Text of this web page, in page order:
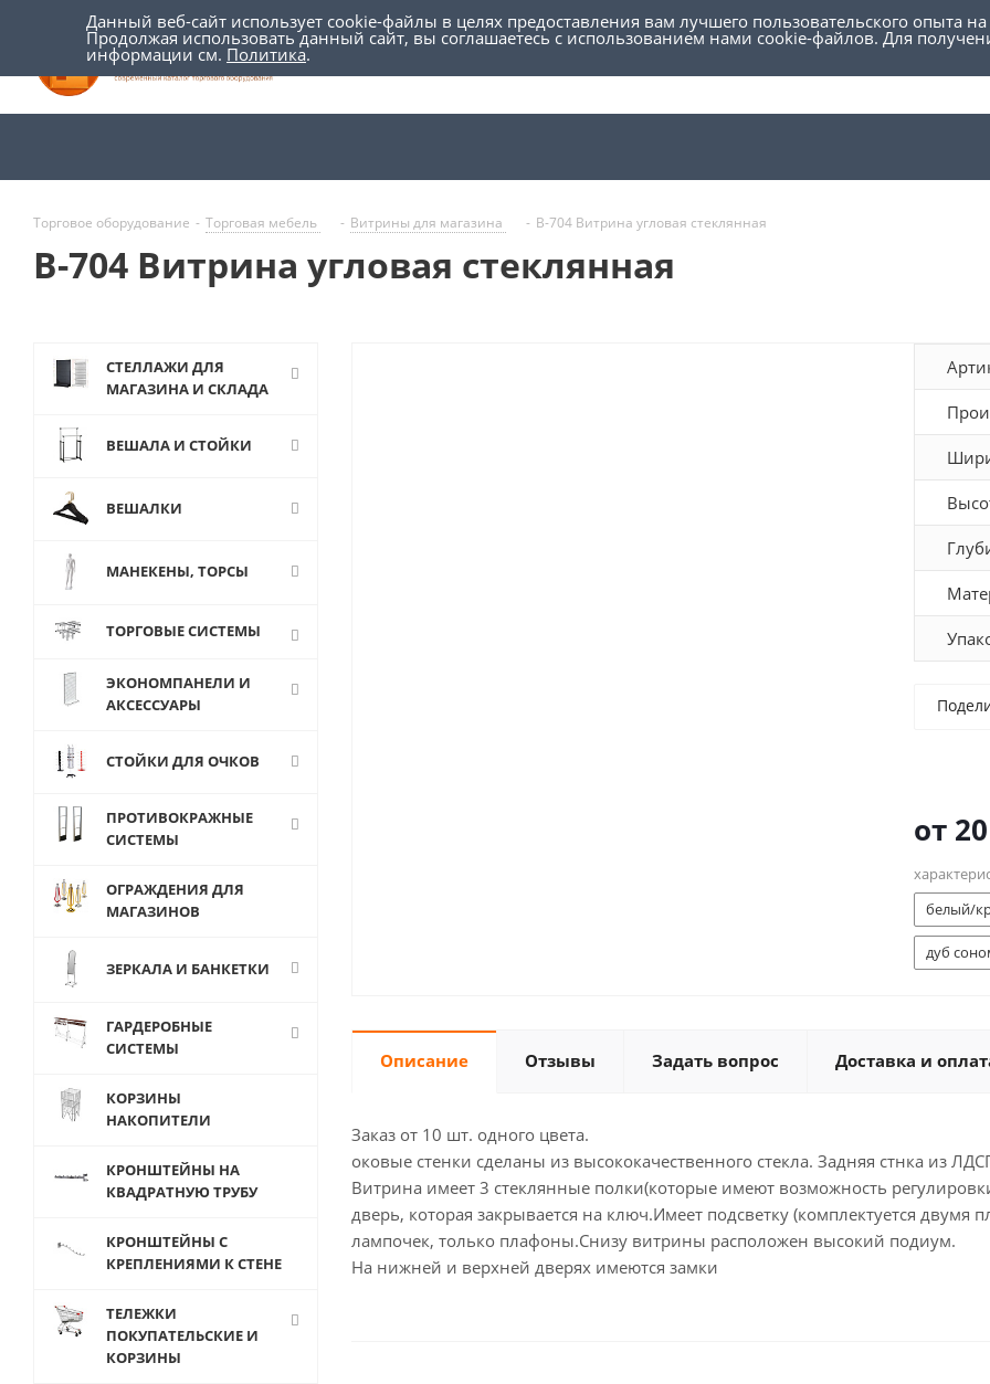
Торговое оборудование - Торговая мебель - Витрины для магазина - В-704 Витрина угловая стеклянная
В-704 Витрина угловая стеклянная
от
белый/
дуб
Описание Отзывы Задать вопрос Доставка и
Заказ от 10 шт. одного цвета.
оковые стенки сделаны из высококачественного стекла. Задняя стнка из
Витрина имеет 3 стеклянные полки(которые имеют возможность
дверь, которая закрывается на ключ.Имеет подсветку (комплектуется
лампочек, только плафоны.Снизу витрины расположен высокий подиум.
На нижней и верхней дверях имеются замки
СТЕЛЛАЖИ ДЛЯ
МАГАЗИНА И СКЛАДА
ВЕШАЛА И СТОЙКИ
ВЕШАЛКИ
МАНЕКЕНЫ, ТОРСЫ
ТОРГОВЫЕ СИСТЕМЫ
ЭКОНОМПАНЕЛИ И
АКСЕССУАРЫ
СТОЙКИ ДЛЯ ОЧКОВ
ПРОТИВОКРАЖНЫЕ
СИСТЕМЫ
ОГРАЖДЕНИЯ ДЛЯ
МАГАЗИНОВ
ЗЕРКАЛА И БАНКЕТКИ
ГАРДЕРОБНЫЕ
СИСТЕМЫ
КОРЗИНЫ
НАКОПИТЕЛИ
КРОНШТЕЙНЫ НА
КВАДРАТНУЮ ТРУБУ
КРОНШТЕЙНЫ С
КРЕПЛЕНИЯМИ К СТЕНЕ
ТЕЛЕЖКИ
ПОКУПАТЕЛЬСКИЕ И
КОРЗИНЫ
Данный веб-сайт использует cookie-файлы в целях предоставления вам лучшего пользовательского опыта
Продолжая использовать данный сайт, вы соглашаетесь с использованием нами cookie-файлов. Для
информации см. Политика.